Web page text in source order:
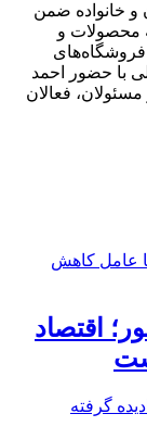
و خانواده ضمن
محصولات و
فروشگاه‌های
با حضور احمد
فعالان
اقتصاد